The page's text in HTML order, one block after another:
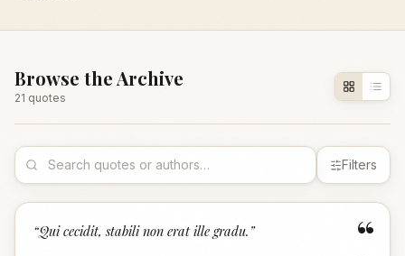
Browse the Archive
21 quotes
Filters
“
“Qui cecidit, stabili non erat ille gradu. ”